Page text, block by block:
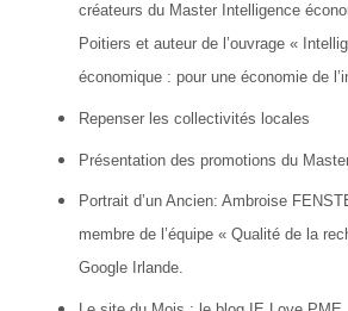
créateurs du Master Intelligence
Poitiers et auteur de l’ouvrage «
économique : pour une économie de
Repenser les collectivités locales
Présentation des promotions du
Portrait d’un Ancien: Ambroise
membre de l’équipe « Qualité de la
Google Irlande.